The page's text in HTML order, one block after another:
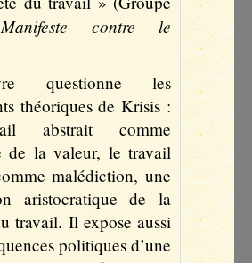
Manifeste contre le
questionne les
théoriques de Krisis :
abstrait comme
de la valeur, le travail
malédiction, une
aristocratique de la
travail. Il expose aussi
politiques d’une